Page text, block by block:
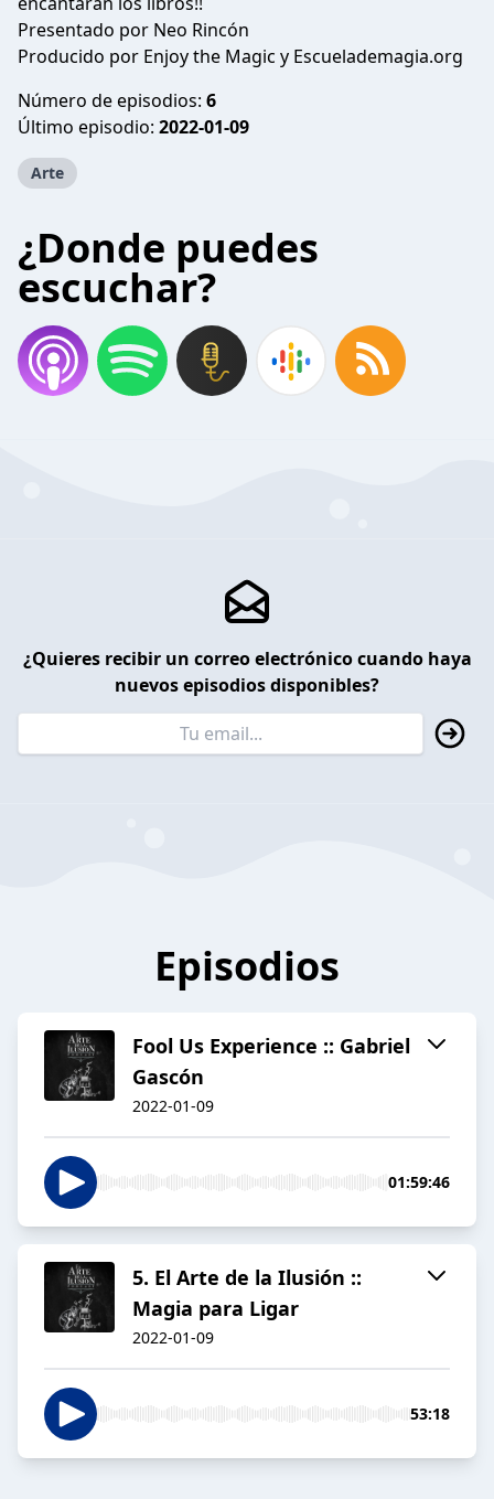
Presentado por Neo Rincón
Producido por Enjoy the Magic y Escuelademagia.org
Número de episodios: 6
Último episodio: 2022-01-09
Arte
¿Donde puedes
escuchar?
¿Quieres recibir un correo electrónico cuando haya
nuevos episodios disponibles?
Episodios
Fool Us Experience :: Gabriel
Gascón
2022-01-09
01:59:46
5. El Arte de la Ilusión ::
Magia para Ligar
2022-01-09
53:18